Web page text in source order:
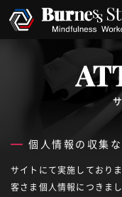
個人情報の収集
サイトにて実施しており
客さま個人情報につきま